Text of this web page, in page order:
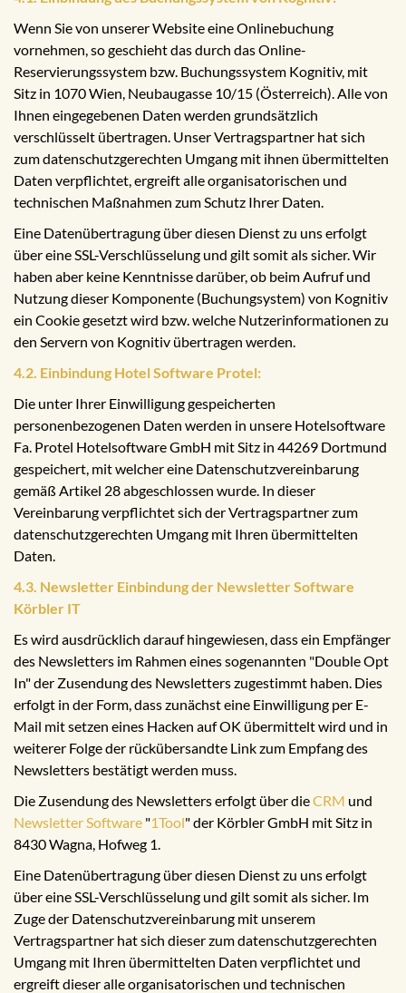
Wenn Sie von unserer Website eine Onlinebuchung
vornehmen, so geschieht das durch das Online-
Reservierungssystem bzw. Buchungssystem Kognitiv, mit
Sitz in 1070 Wien, Neubaugasse 10/15 (Österreich). Alle von
Ihnen eingegebenen Daten werden grundsätzlich
verschlüsselt übertragen. Unser Vertragspartner hat sich
zum datenschutzgerechten Umgang mit ihnen übermittelten
Daten verpflichtet, ergreift alle organisatorischen und
technischen Maßnahmen zum Schutz Ihrer Daten.
Eine Datenübertragung über diesen Dienst zu uns erfolgt
über eine SSL-Verschlüsselung und gilt somit als sicher. Wir
haben aber keine Kenntnisse darüber, ob beim Aufruf und
Nutzung dieser Komponente (Buchungsystem) von Kognitiv
ein Cookie gesetzt wird bzw. welche Nutzerinformationen zu
den Servern von Kognitiv übertragen werden.
4.2. Einbindung Hotel Software Protel:
Die unter Ihrer Einwilligung gespeicherten
personenbezogenen Daten werden in unsere Hotelsoftware
Fa. Protel Hotelsoftware GmbH mit Sitz in 44269 Dortmund
gespeichert, mit welcher eine Datenschutzvereinbarung
gemäß Artikel 28 abgeschlossen wurde. In dieser
Vereinbarung verpflichtet sich der Vertragspartner zum
datenschutzgerechten Umgang mit Ihren übermittelten
Daten.
4.3. Newsletter Einbindung der Newsletter Software
Körbler IT
Es wird ausdrücklich darauf hingewiesen, dass ein Empfänger
des Newsletters im Rahmen eines sogenannten "Double Opt
In" der Zusendung des Newsletters zugestimmt haben. Dies
erfolgt in der Form, dass zunächst eine Einwilligung per E-
Mail mit setzen eines Hacken auf OK übermittelt wird und in
weiterer Folge der rückübersandte Link zum Empfang des
Newsletters bestätigt werden muss.
Die Zusendung des Newsletters erfolgt über dieCRM und
Newsletter Software "1Tool" der Körbler GmbH mit Sitz in
8430 Wagna, Hofweg 1.
Eine Datenübertragung über diesen Dienst zu uns erfolgt
über eine SSL-Verschlüsselung und gilt somit als sicher. Im
Zuge der Datenschutzvereinbarung mit unserem
Vertragspartner hat sich dieser zum datenschutzgerechten
Umgang mit Ihren übermittelten Daten verpflichtet und
ergreift dieser alle organisatorischen und technischen